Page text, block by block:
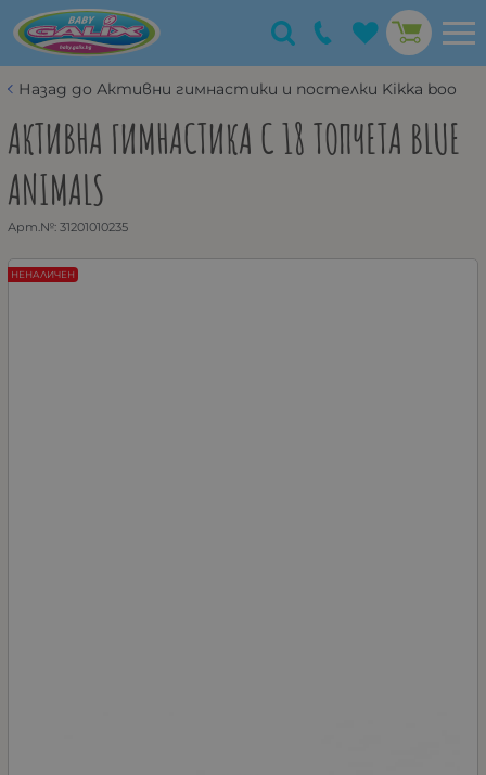
Назад до Активни гимнастики и постелки Kikka boo
АКТИВНА ГИМНАСТИКА С 18 ТОПЧЕТА BLUE
ANIMALS
Арт.№: 31201010235
НЕНАЛИЧЕН